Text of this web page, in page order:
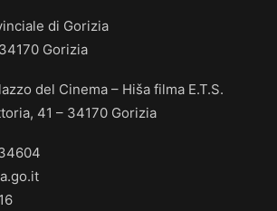
di Gorizia
Gorizia
del Cinema – Hiša filma E.T.S.
41 – 34170 Gorizia